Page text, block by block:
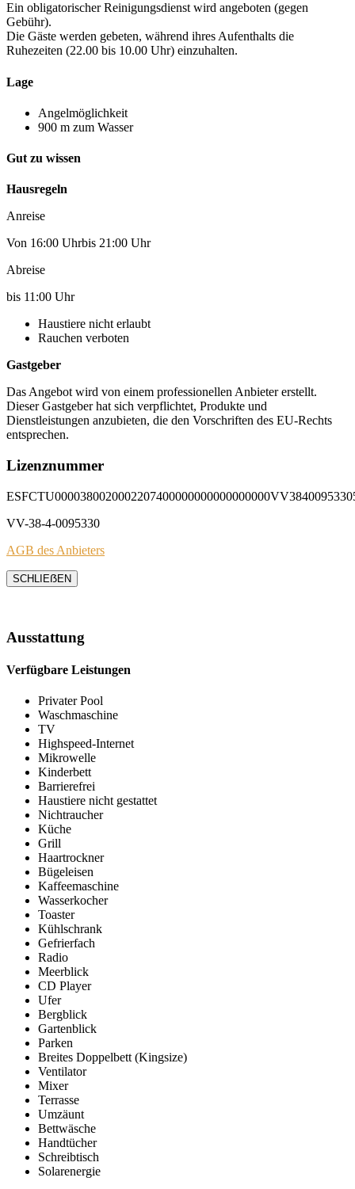
Ein obligatorischer Reinigungsdienst wird angeboten (gegen
Gebühr).
Die Gäste werden gebeten, während ihres Aufenthalts die
Ruhezeiten (22.00 bis 10.00 Uhr) einzuhalten.
Lage
Angelmöglichkeit
900 m zum Wasser
Gut zu wissen
Hausregeln
Anreise
Von 16:00 Uhrbis 21:00 Uhr
Abreise
bis 11:00 Uhr
Haustiere nicht erlaubt
Rauchen verboten
Gastgeber
Das Angebot wird von einem professionellen Anbieter erstellt.
Dieser Gastgeber hat sich verpflichtet, Produkte und
Dienstleistungen anzubieten, die den Vorschriften des EU-Rechts
entsprechen.
Lizenznummer
VV-38-4-0095330
AGB des Anbieters
SCHLIEẞEN
Ausstattung
Verfügbare Leistungen
Privater Pool
Waschmaschine
TV
Highspeed-Internet
Mikrowelle
Kinderbett
Barrierefrei
Haustiere nicht gestattet
Nichtraucher
Küche
Grill
Haartrockner
Bügeleisen
Kaffeemaschine
Wasserkocher
Toaster
Kühlschrank
Gefrierfach
Radio
Meerblick
CD Player
Ufer
Bergblick
Gartenblick
Parken
Breites Doppelbett (Kingsize)
Ventilator
Mixer
Terrasse
Umzäunt
Bettwäsche
Handtücher
Schreibtisch
Solarenergie